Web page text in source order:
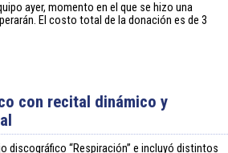
ayer, momento en el que se hizo una
El costo total de la donación es de 3
con recital dinámico y
discográfico “Respiración” e incluyó distintos